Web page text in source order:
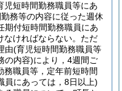
児短時間勤務職員等にあ
務等の内容に従った週休
期付短時間勤務職員にあ
なければならない。 ただ
由(育児短時間勤務職員等
の内容)により，4週間ご
務職員等，定年前短時間
員にあっては，8日以上)